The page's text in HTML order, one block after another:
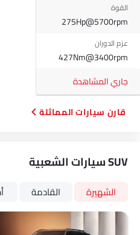
القوة
275Hp@5700rpm
عزم الدوران
427Nm@3400rpm
جاري المشاهدة
قارن سيارات المماثلة
SUV سيارات الشعبية
الشهيرة القادمة